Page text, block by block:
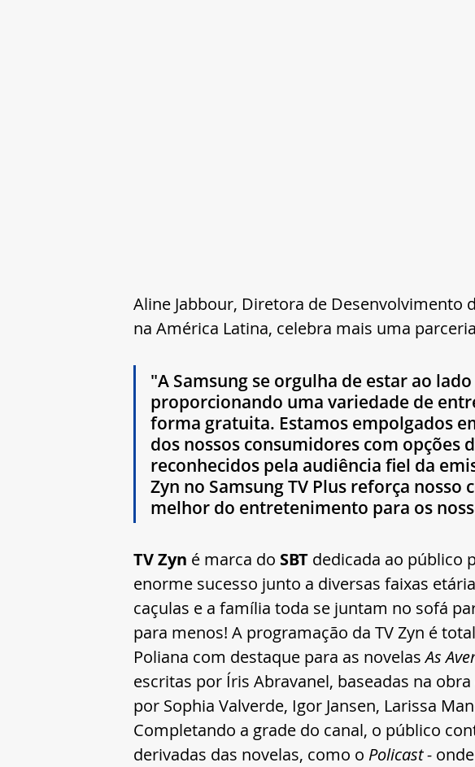
Aline Jabbour, Diretora de Desenvolvimento
na América Latina, celebra mais uma
"A Samsung se orgulha de estar ao
proporcionando uma variedade de
forma gratuita. Estamos empolgados
dos nossos consumidores com opções
reconhecidos pela audiência fiel da
Zyn no Samsung TV Plus reforça
melhor do entretenimento para os
TV Zyn é marca do SBT dedicada ao público
enorme sucesso junto a diversas faixas
caçulas e a família toda se juntam no sofá
para menos! A programação da TV Zyn é
Poliana com destaque para as novelas As
escritas por Íris Abravanel, baseadas na
por Sophia Valverde, Igor Jansen, Larissa
Completando a grade do canal, o público
derivadas das novelas, como o Policast -